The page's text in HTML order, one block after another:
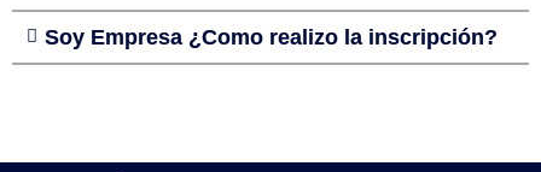
Soy Empresa ¿Como realizo la inscripción?